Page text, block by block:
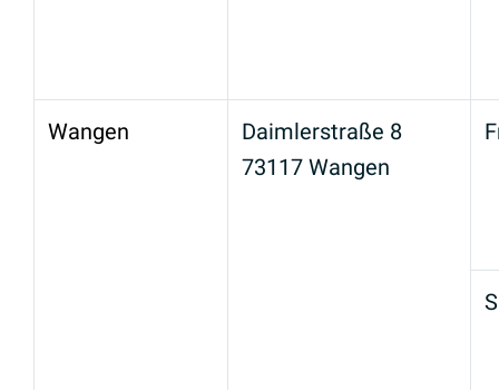
Wangen
Daimlerstraße 8
73117 Wangen